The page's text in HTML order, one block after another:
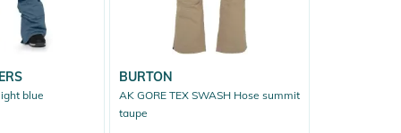
blue
BURTON
AK GORE TEX SWASH Hose summit
taupe